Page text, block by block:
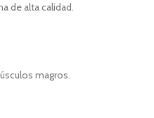
de alta calidad.
magros.